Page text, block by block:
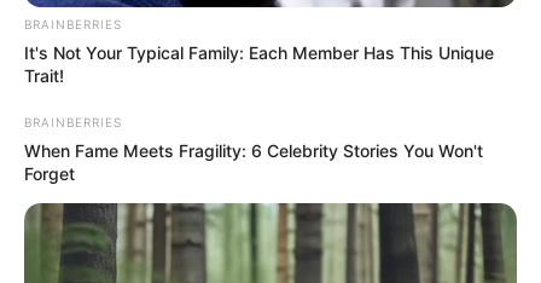
Περισσότερα νέα από την Εύβοια
Τραγωδία σε παραλία της Χαλκίδας για
62χρονο άντρα
Τραγωδία στη Χαλκίδα: Βρήκαν έναν άντρα
νεκρό
BRAINBERRIES
It's Not Your Typical Family: Each Member Has This Unique
Trait!
BRAINBERRIES
When Fame Meets Fragility: 6 Celebrity Stories You Won't
Forget